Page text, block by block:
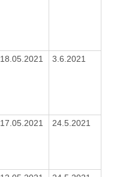
18.05.2021 3.6.2021
17.05.2021 24.5.2021